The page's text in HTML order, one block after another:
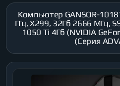
Компьютер GANSOR-
ГГц, X299, 32Гб 2666 МГц,
1050 Ti 4Гб (NVIDIA
(Серия